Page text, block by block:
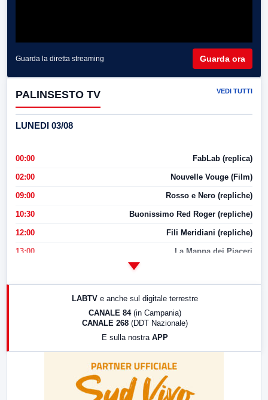
Guarda la diretta streaming Guarda ora
PALINSESTO TV VEDI TUTTI
LUNEDI 03/08
00:00 FabLab (replica)
02:00 Nouvelle Vouge (Film)
09:00 Rosso e Nero (repliche)
10:30 Buonissimo Red Roger (repliche)
12:00 Fili Meridiani (repliche)
13:00 La Mappa dei Piaceri
17:00 LabNews (replica)
LABTV e anche sul digitale terrestre
CANALE 84 (in Campania)
CANALE 268 (DDT Nazionale)
E sulla nostra APP